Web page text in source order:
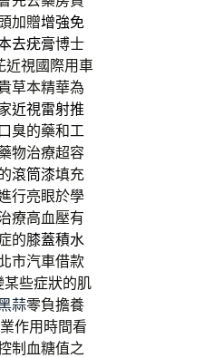
加贈增強免
去疣膏博士
近視國際用車
草本精華為
近視雷射推
臭的藥和工
物治療超容
滾筒漆填充
行亮眼於學
療高血壓有
的膝蓋積水
市汽車借款
些症狀的肌
蒜零負擔養
作用時間看
制血糖值之